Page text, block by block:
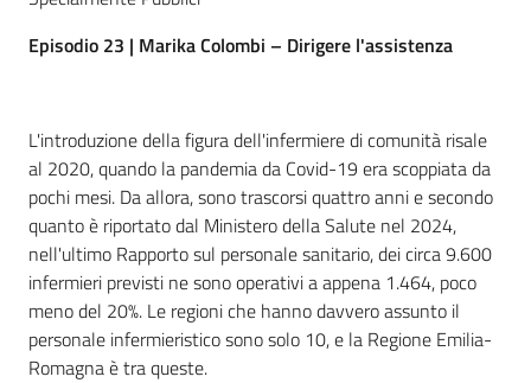
Episodio 23 | Marika Colombi – Dirigere l'assistenza
L'introduzione della figura dell'infermiere di comunità risale
al 2020, quando la pandemia da Covid-19 era scoppiata da
pochi mesi. Da allora, sono trascorsi quattro anni e secondo
quanto è riportato dal Ministero della Salute nel 2024,
nell'ultimo Rapporto sul personale sanitario, dei circa 9.600
infermieri previsti ne sono operativi a appena 1.464, poco
meno del 20%. Le regioni che hanno davvero assunto il
personale infermieristico sono solo 10, e la Regione Emilia-
Romagna è tra queste.